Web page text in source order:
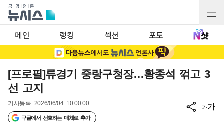
메인 랭킹 섹션 포토
[프로필]류경기 중랑구청장…황종석 꺾고 3
선 고지
기사등록 2026/06/04 10:00:00
구글에서 선호하는 매체로 추가
가가